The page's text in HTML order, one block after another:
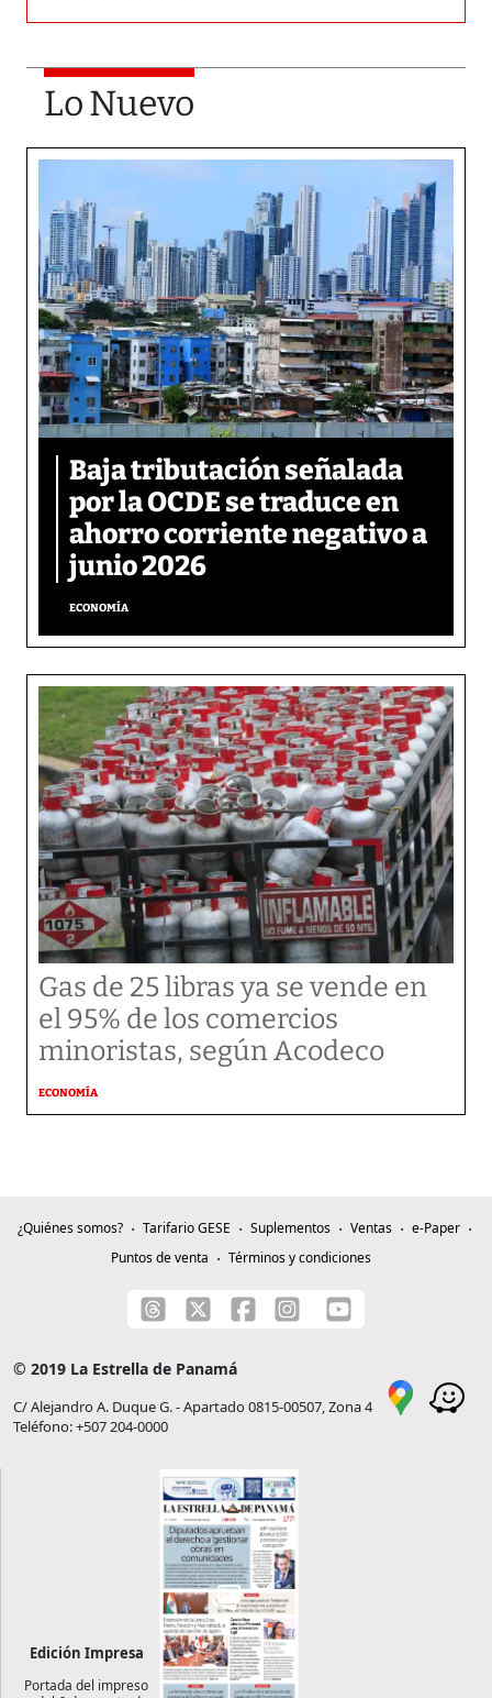
Lo Nuevo
Baja tributación señalada
por la OCDE se traduce en
ahorro corriente negativo a
junio 2026
ECONOMÍA
Gas de 25 libras ya se vende en
el 95% de los comercios
minoristas, según Acodeco
ECONOMÍA
¿Quiénes somos? Tarifario GESE Suplementos Ventas
e-Paper
Puntos de venta
Términos y condiciones
© 2019 La Estrella de Panamá
C/ Alejandro A. Duque G. - Apartado 0815-00507, Zona 4
Teléfono: +507 204-0000
Edición Impresa
Portada del impreso